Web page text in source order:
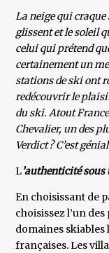
La neige qui
glissent et le soleil
celui qui prétend
certainement un
stations de ski ont
redécouvrir le
du ski. Atout France
Chevalier, un des
Verdict ? C’est
L’authenticité
En choisissant de
choisissez l’un
domaines skiables
françaises. Les